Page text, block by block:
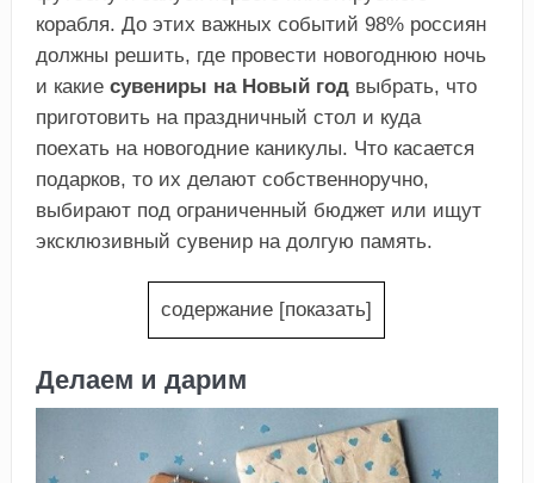
корабля. До этих важных событий 98% россиян
должны решить, где провести новогоднюю ночь
и какие сувениры на Новый годвыбрать, что
приготовить на праздничный стол и куда
поехать на новогодние каникулы. Что касается
подарков, то их делают собственноручно,
выбирают под ограниченный бюджет или ищут
эксклюзивный сувенир на долгую память.
содержание [показать]
Делаем и дарим